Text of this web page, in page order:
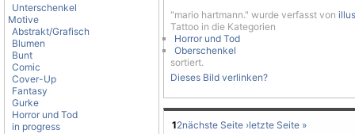
Unterschenkel
Motive
Abstrakt/Grafisch
Blumen
Bunt
Comic
Cover-Up
Fantasy
Gurke
Horror und Tod
in progress
"mario hartmann." wurde verfasst von
Tattoo in die Kategorien
Horror und Tod
Oberschenkel
sortiert.
Dieses Bild verlinken?
12nächste Seite ›letzte Seite »